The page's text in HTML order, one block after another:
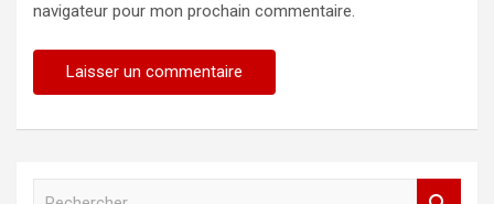
navigateur pour mon prochain commentaire.